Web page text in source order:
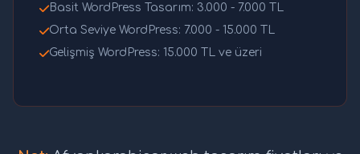
Basit WordPress Tasarım: 3.000 - 7.000 TL
Orta Seviye WordPress: 7.000 - 15.000 TL
Gelişmiş WordPress: 15.000 TL ve üzeri